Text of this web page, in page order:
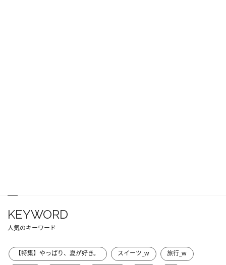
KEYWORD
人気のキーワード
【特集】やっぱり、夏が好き。 スイーツ_w
旅行_w